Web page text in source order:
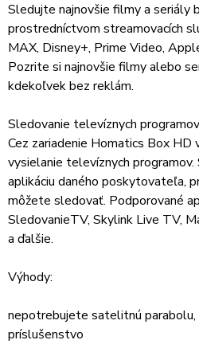
Sledujte najnovšie filmy a seriály
prostredníctvom streamovacích
MAX, Disney+, Prime Video,
Pozrite si najnovšie filmy alebo
kdekoľvek bez reklám.
Sledovanie televíznych programov
Cez zariadenie Homatics Box HD
vysielanie televíznych
aplikáciu daného poskytovateľa,
môžete sledovať. Podporované
SledovanieTV, Skylink Live TV,
a ďalšie.
Výhody:
nepotrebujete satelitnú parabolu,
príslušenstvo